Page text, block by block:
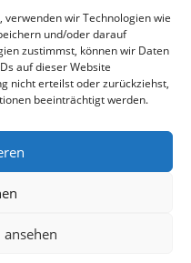
wir Technologien wie
und/oder darauf
zustimmst, können wir Daten
auf dieser Website
nicht erteilst oder zurückziehst,
beeinträchtigt werden.
e.K